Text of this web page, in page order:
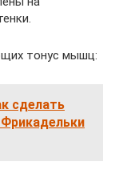
тонус мышц:
сделать